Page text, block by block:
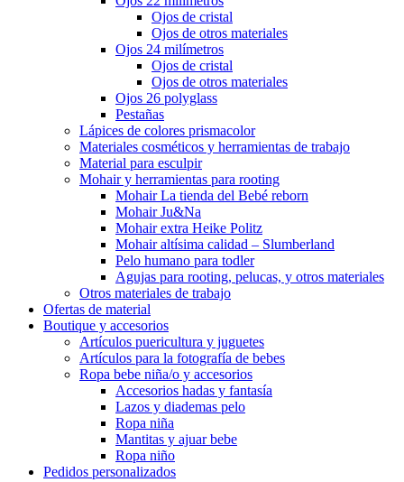
Ojos de cristal
Ojos de otros materiales
Ojos 24 milímetros
Ojos de cristal
Ojos de otros materiales
Ojos 26 polyglass
Pestañas
Lápices de colores prismacolor
Materiales cosméticos y herramientas de trabajo
Material para esculpir
Mohair y herramientas para rooting
Mohair La tienda del Bebé reborn
Mohair Ju&Na
Mohair extra Heike Politz
Mohair altísima calidad – Slumberland
Pelo humano para todler
Agujas para rooting, pelucas, y otros materiales
Otros materiales de trabajo
Ofertas de material
Boutique y accesorios
Artículos puericultura y juguetes
Artículos para la fotografía de bebes
Ropa bebe niña/o y accesorios
Accesorios hadas y fantasía
Lazos y diademas pelo
Ropa niña
Mantitas y ajuar bebe
Ropa niño
Pedidos personalizados